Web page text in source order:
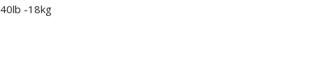
40lb -18kg